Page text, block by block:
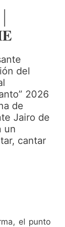
del
2026
de
Jairo de
un
cantar
el punto